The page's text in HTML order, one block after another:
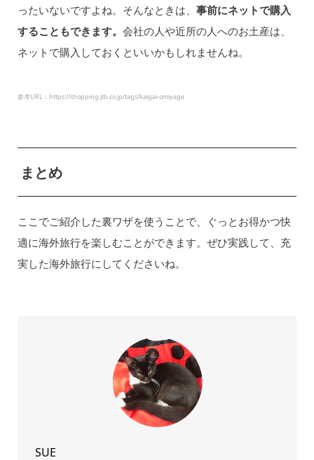
ったいないですよね。そんなときは、 事前にネットで購入
することもできます。 会社の人や近所の人へのお土産は、
ネットで購入しておくといいかもしれませんね。
参考URL：https://shopping.jtb.co.jp/tags/kaigai-omiyage
まとめ
ここでご紹介した裏ワザを使うことで、ぐっとお得かつ快
適に海外旅行を楽しむことができます。ぜひ実践して、充
実した海外旅行にしてくださいね。
SUE